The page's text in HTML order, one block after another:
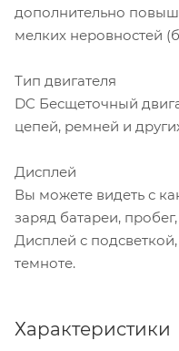
дополнительно
мелких неровностей
Тип двигателя
DC Бесщеточный
цепей, ремней и
Дисплей
Вы можете видеть с
заряд батареи,
Дисплей с
темноте.
Характеристики